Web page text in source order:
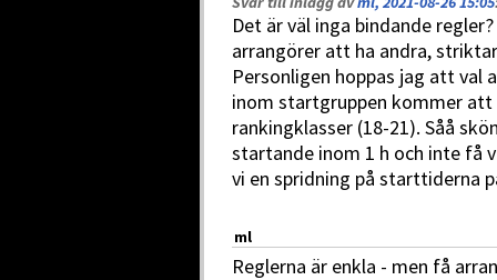
Det är väl inga bindande
arrangörer att ha andra,
Personligen hoppas jag att
inom startgruppen kommer
rankingklasser (18-21). Såå
startande inom 1 h och inte få
vi en spridning på starttiderna
ml
Reglerna är enkla - men få